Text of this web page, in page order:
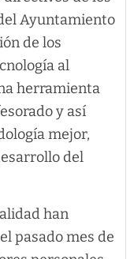
Ayuntamiento
de los
al
herramienta
y así
mejor,
del
han
pasado mes de